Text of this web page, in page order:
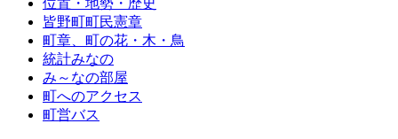
位置・地勢・歴史
皆野町町民憲章
町章、町の花・木・鳥
統計みなの
み～なの部屋
町へのアクセス
町営バス